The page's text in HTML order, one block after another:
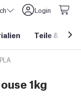
Login
Teile &
1kg